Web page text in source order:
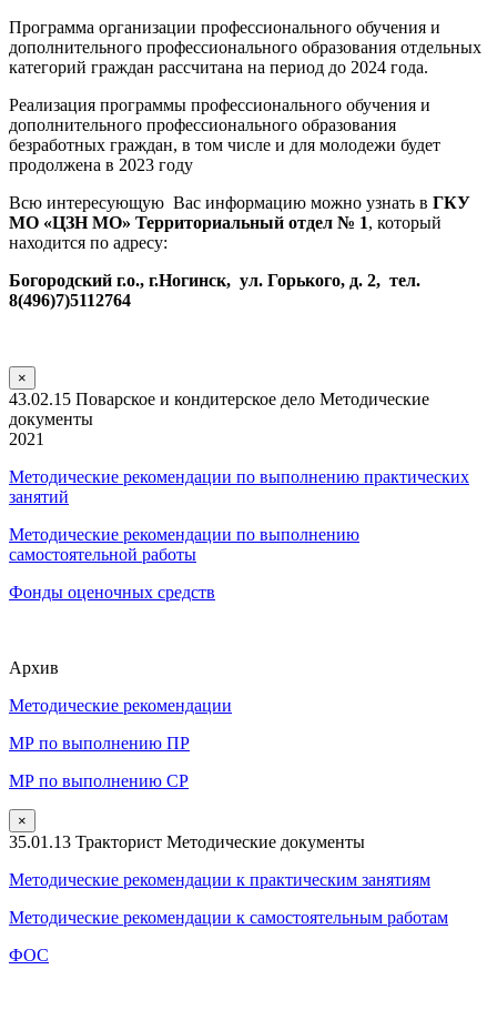
Программа организации профессионального обучения и
дополнительного профессионального образования отдельных
категорий граждан рассчитана на период до 2024 года.
Реализация программы профессионального обучения и
дополнительного профессионального образования
безработных граждан, в том числе и для молодежи будет
продолжена в 2023 году
Всю интересующую Вас информацию можно узнать в ГКУ
МО «ЦЗН МО» Территориальный отдел № 1, который
находится по адресу:
Богородский г.о., г.Ногинск, ул. Горького, д. 2, тел.
8(496)7)5112764
×
43.02.15 Поварское и кондитерское дело Методические
документы
2021
Методические рекомендации по выполнению практических
занятий
Методические рекомендации по выполнению
самостоятельной работы
Фонды оценочных средств
Архив
Методические рекомендации
МР по выполнению ПР
МР по выполнению СР
×
35.01.13 Тракторист Методические документы
Методические рекомендации к практическим занятиям
Методические рекомендации к самостоятельным работам
ФОС